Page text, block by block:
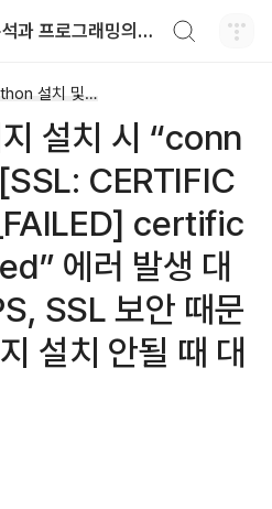
R, Python 분석과 프로그래밍의 친구 (by R Friend)
Python 분석과 프로그래밍/Python 설치 및 기본 사용법
설치 시 “conn
CERTIFIC
certific
에러 발생 대
SSL 보안 때문
설치 안될 때 대